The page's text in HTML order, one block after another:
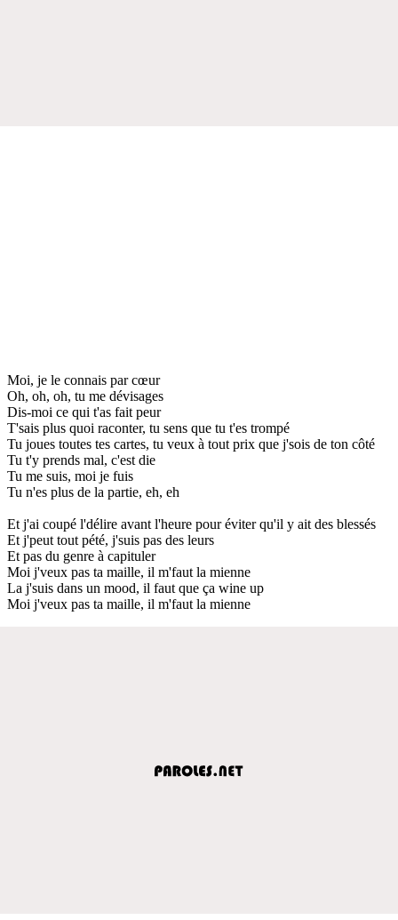
Moi, je le connais par cœur
Oh, oh, oh, tu me dévisages
Dis-moi ce qui t'as fait peur
T'sais plus quoi raconter, tu sens que tu t'es trompé
Tu joues toutes tes cartes, tu veux à tout prix que j'sois de ton côté
Tu t'y prends mal, c'est die
Tu me suis, moi je fuis
Tu n'es plus de la partie, eh, eh
Et j'ai coupé l'délire avant l'heure pour éviter qu'il y ait des blessés
Et j'peut tout pété, j'suis pas des leurs
Et pas du genre à capituler
Moi j'veux pas ta maille, il m'faut la mienne
La j'suis dans un mood, il faut que ça wine up
Moi j'veux pas ta maille, il m'faut la mienne